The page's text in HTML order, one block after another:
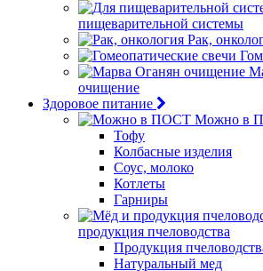
пищеварительной системы
Рак,
очищение
Здоровое питание
Можно в
Тофу
Колбасные изделия
Соус, молоко
Котлеты
Гарниры
продукция пчеловодства
Продукция
Натуральный мед